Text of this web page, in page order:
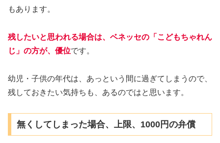
もあります。
残したいと思われる場合は、ベネッセの「こどもちゃれん
じ」の方が、優位です。
幼児・子供の年代は、あっという間に過ぎてしまうので、
残しておきたい気持ちも、あるのではと思います。
無くしてしまった場合、上限、1000円の弁償